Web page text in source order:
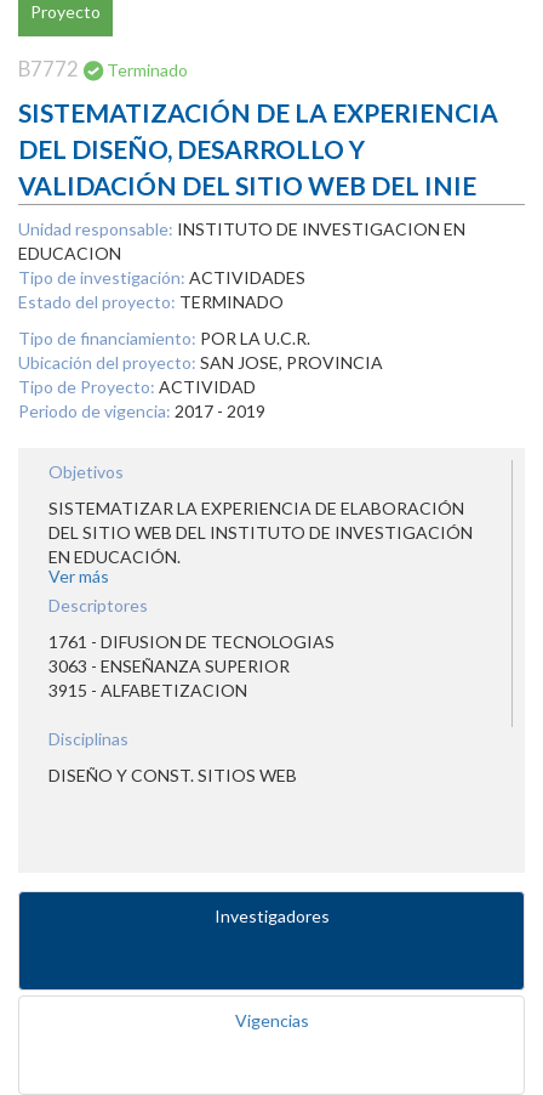
Proyecto
B7772 Terminado
SISTEMATIZACIÓN DE LA EXPERIENCIA
DEL DISEÑO, DESARROLLO Y
VALIDACIÓN DEL SITIO WEB DEL INIE
Unidad responsable: INSTITUTO DE INVESTIGACION EN
EDUCACION
Tipo de investigación: ACTIVIDADES
Estado del proyecto: TERMINADO
Tipo de financiamiento: POR LA U.C.R.
Ubicación del proyecto: SAN JOSE, PROVINCIA
Tipo de Proyecto: ACTIVIDAD
Periodo de vigencia: 2017 - 2019
Objetivos
SISTEMATIZAR LA EXPERIENCIA DE ELABORACIÓN
DEL SITIO WEB DEL INSTITUTO DE INVESTIGACIÓN
EN EDUCACIÓN.
Ver más
Descriptores
1761 - DIFUSION DE TECNOLOGIAS
3063 - ENSEÑANZA SUPERIOR
3915 - ALFABETIZACION
Disciplinas
DISEÑO Y CONST. SITIOS WEB
Investigadores
Vigencias